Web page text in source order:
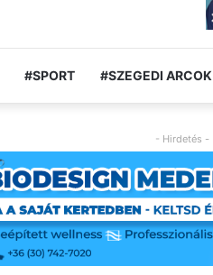
#SPORT #SZEGEDI ARCOK
- Hirdetés -